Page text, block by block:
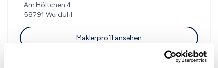
Am Höltchen 4
58791 Werdohl
Maklerprofil ansehen